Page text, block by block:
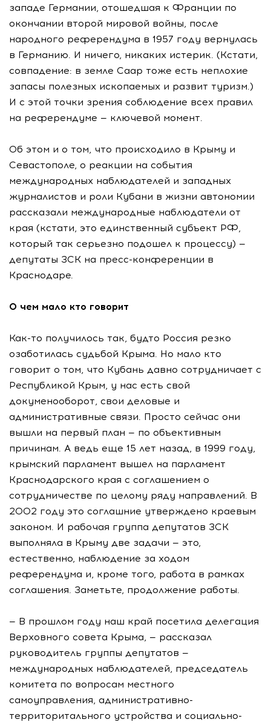
западе Германии, отошедшая к Франции по
окончании второй мировой войны, после
народного референдума в 1957 году вернулась
в Германию. И ничего, никаких истерик. (Кстати,
совпадение: в земле Саар тоже есть неплохие
запасы полезных ископаемых и развит туризм.)
И с этой точки зрения соблюдение всех правил
на референдуме — ключевой момент.
Об этом и о том, что происходило в Крыму и
Севастополе, о реакции на события
международных наблюдателей и западных
журналистов и роли Кубани в жизни автономии
рассказали международные наблюдатели от
края (кстати, это единственный субъект РФ,
который так серьезно подошел к процессу) —
депутаты ЗСК на пресс-конференции в
Краснодаре.
О чем мало кто говорит
Как-то получилось так, будто Россия резко
озаботилась судьбой Крыма. Но мало кто
говорит о том, что Кубань давно сотрудничает с
Республикой Крым, у нас есть свой
докуменооборот, свои деловые и
административные связи. Просто сейчас они
вышли на первый план — по объективным
причинам. А ведь еще 15 лет назад, в 1999 году,
крымский парламент вышел на парламент
Краснодарского края с соглашением о
сотрудничестве по целому ряду направлений. В
2002 году это соглашние утверждено краевым
законом. И рабочая группа депутатов ЗСК
выполняла в Крыму две задачи — это,
естественно, наблюдение за ходом
референдума и, кроме того, работа в рамках
соглашения. Заметьте, продолжение работы.
— В прошлом году наш край посетила делегация
Верховного совета Крыма, — рассказал
руководитель группы депутатов —
международных наблюдателей, председатель
комитета по вопросам местного
самоуправления, административно-
территоритального устройства и социально-